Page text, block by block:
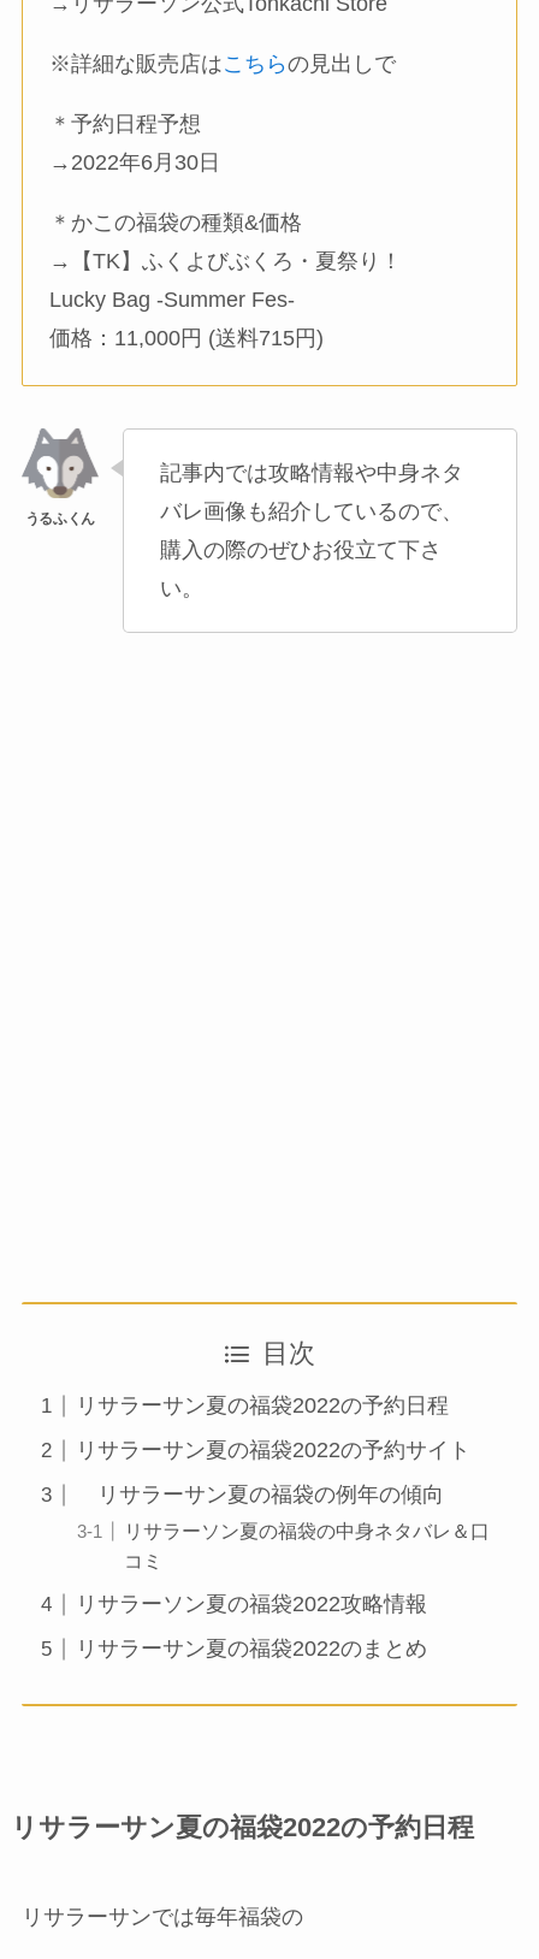
※詳細な販売店はこちらの見出しで
＊予約日程予想
→2022年6月30日
＊かこの福袋の種類&価格
→【TK】ふくよびぶくろ・夏祭り！
Lucky Bag -Summer Fes-
価格：11,000円 (送料715円)
記事内では攻略情報や中身ネタ
バレ画像も紹介しているので、
購入の際のぜひお役立て下さ
い。
目次
リサラーサン夏の福袋2022の予約日程
リサラーサン夏の福袋2022の予約サイト
リサラーサン夏の福袋の例年の傾向
リサラーソン夏の福袋の中身ネタバレ＆口
コミ
リサラーソン夏の福袋2022攻略情報
リサラーサン夏の福袋2022のまとめ
リサラーサン夏の福袋2022の予約日程
リサラーサンでは毎年福袋の